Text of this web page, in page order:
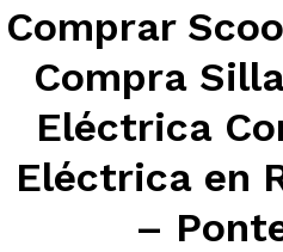
Comprar
Compra
Eléctrica
Eléctrica en
–